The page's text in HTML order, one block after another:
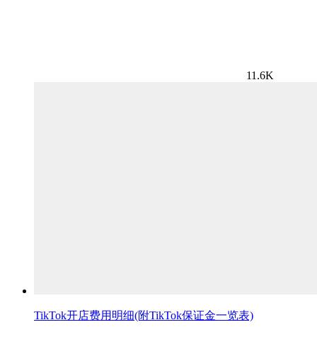
11.6K
TikTok开店费用明细(附TikTok保证金一览表)